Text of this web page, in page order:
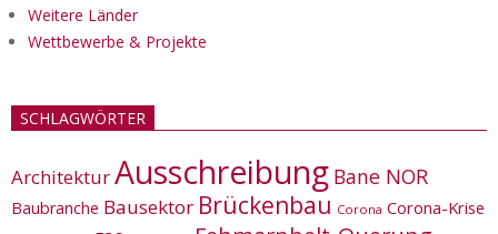
Weitere Länder
Wettbewerbe & Projekte
SCHLAGWÖRTER
ArchitekturAusschreibung Bane NOR
Baubranche Bausektor Brückenbau Corona Corona-Krise